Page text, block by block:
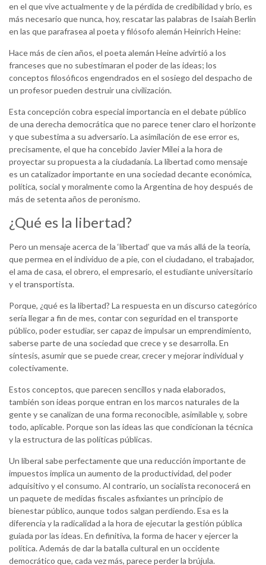
en el que vive actualmente y de la pérdida de credibilidad y brío, es
más necesario que nunca, hoy, rescatar las palabras de Isaiah Berlin
en las que parafrasea al poeta y filósofo alemán Heinrich Heine:
Hace más de cien años, el poeta alemán Heine advirtió a los
franceses que no subestimaran el poder de las ideas; los
conceptos filosóficos engendrados en el sosiego del despacho de
un profesor pueden destruir una civilización.
Esta concepción cobra especial importancia en el debate público
de una derecha democrática que no parece tener claro el horizonte
y que subestima a su adversario. La asimilación de ese error es,
precisamente, el que ha concebido Javier Milei a la hora de
proyectar su propuesta a la ciudadanía. La libertad como mensaje
es un catalizador importante en una sociedad decante económica,
política, social y moralmente como la Argentina de hoy después de
más de setenta años de peronismo.
¿Qué es la libertad?
Pero un mensaje acerca de la ‘libertad’ que va más allá de la teoría,
que permea en el individuo de a pie, con el ciudadano, el trabajador,
el ama de casa, el obrero, el empresario, el estudiante universitario
y el transportista.
Porque, ¿qué es la libertad? La respuesta en un discurso categórico
sería llegar a fin de mes, contar con seguridad en el transporte
público, poder estudiar, ser capaz de impulsar un emprendimiento,
saberse parte de una sociedad que crece y se desarrolla. En
síntesis, asumir que se puede crear, crecer y mejorar individual y
colectivamente.
Estos conceptos, que parecen sencillos y nada elaborados,
también son ideas porque entran en los marcos naturales de la
gente y se canalizan de una forma reconocible, asimilable y, sobre
todo, aplicable. Porque son las ideas las que condicionan la técnica
y la estructura de las políticas públicas.
Un liberal sabe perfectamente que una reducción importante de
impuestos implica un aumento de la productividad, del poder
adquisitivo y el consumo. Al contrario, un socialista reconocerá en
un paquete de medidas fiscales asfixiantes un principio de
bienestar público, aunque todos salgan perdiendo. Esa es la
diferencia y la radicalidad a la hora de ejecutar la gestión pública
guiada por las ideas. En definitiva, la forma de hacer y ejercer la
política. Además de dar la batalla cultural en un occidente
democrático que, cada vez más, parece perder la brújula.